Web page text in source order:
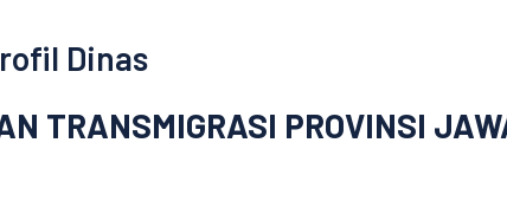
Dinas
PROVINSI